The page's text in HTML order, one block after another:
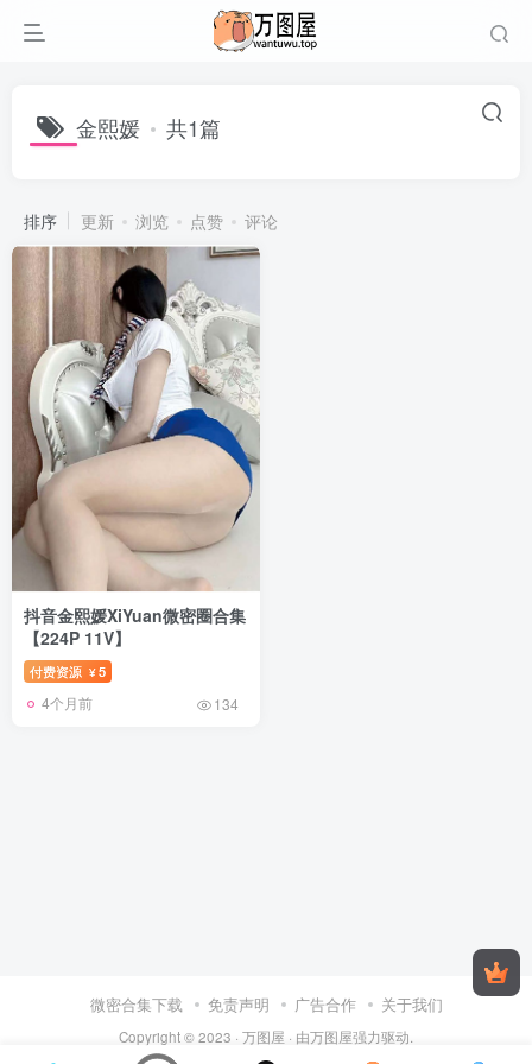
金熙媛 共1篇
排序 更新 浏览 点赞 评论
抖音金熙媛XiYuan微密圈合集
【224P 11V】
付费资源 ¥5
4个月前 134
微密合集下载 免责声明 广告合作 关于我们
Copyright © 2023 · 万图屋 · 由万图屋强力驱动.